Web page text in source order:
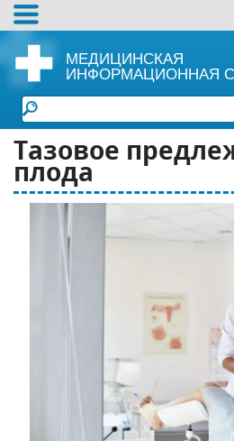
МЕДИЦИНСКАЯ
ИНФОРМАЦИОННАЯ
Тазовое
плода